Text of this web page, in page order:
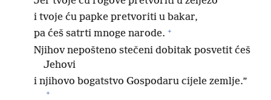
i tvoje ću papke pretvoriti u bakar,
pa ćeš satrti mnoge narode. +
Njihov nepošteno stečeni dobitak posvetit ćeš
Jehovi
i njihovo bogatstvo Gospodaru cijele zemlje.”
+